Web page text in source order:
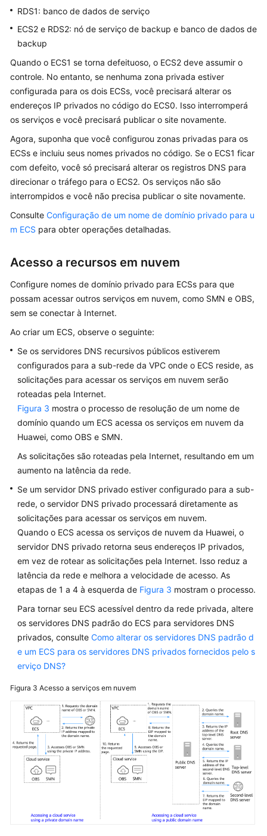
RDS1: banco de dados de serviço
ECS2 e RDS2: nó de serviço de backup e banco de dados de
backup
Quando o ECS1 se torna defeituoso, o ECS2 deve assumir o
controle. No entanto, se nenhuma zona privada estiver
configurada para os dois ECSs, você precisará alterar os
endereços IP privados no código do ECS0. Isso interromperá
os serviços e você precisará publicar o site novamente.
Agora, suponha que você configurou zonas privadas para os
ECSs e incluiu seus nomes privados no código. Se o ECS1 ficar
com defeito, você só precisará alterar os registros DNS para
direcionar o tráfego para o ECS2. Os serviços não são
interrompidos e você não precisa publicar o site novamente.
Consulte Configuração de um nome de domínio privado para u
m ECS para obter operações detalhadas.
Acesso a recursos em nuvem
Configure nomes de domínio privado para ECSs para que
possam acessar outros serviços em nuvem, como SMN e OBS,
sem se conectar à Internet.
Ao criar um ECS, observe o seguinte:
Se os servidores DNS recursivos públicos estiverem
configurados para a sub-rede da VPC onde o ECS reside, as
solicitações para acessar os serviços em nuvem serão
roteadas pela Internet.
Figura 3 mostra o processo de resolução de um nome de
domínio quando um ECS acessa os serviços em nuvem da
Huawei, como OBS e SMN.
As solicitações são roteadas pela Internet, resultando em um
aumento na latência da rede.
Se um servidor DNS privado estiver configurado para a sub-
rede, o servidor DNS privado processará diretamente as
solicitações para acessar os serviços em nuvem.
Quando o ECS acessa os serviços de nuvem da Huawei, o
servidor DNS privado retorna seus endereços IP privados,
em vez de rotear as solicitações pela Internet. Isso reduz a
latência da rede e melhora a velocidade de acesso. As
etapas de 1 a 4 à esquerda de Figura 3 mostram o processo.
Para tornar seu ECS acessível dentro da rede privada, altere
os servidores DNS padrão do ECS para servidores DNS
privados, consulte Como alterar os servidores DNS padrão d
e um ECS para os servidores DNS privados fornecidos pelo s
erviço DNS?
Figura 3 Acesso a serviços em nuvem